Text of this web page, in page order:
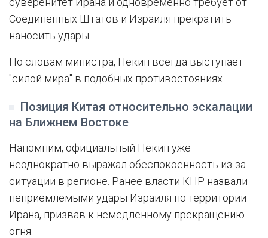
Соединенных Штатов и Израиля прекратить
наносить удары.
По словам министра, Пекин всегда выступает
"силой мира" в подобных противостояниях.
Позиция Китая относительно эскалации
на Ближнем Востоке
Напомним, официальный Пекин уже
неоднократно выражал обеспокоенность из-за
ситуации в регионе. Ранее власти КНР назвали
неприемлемыми удары Израиля по территории
Ирана, призвав к немедленному прекращению
огня.